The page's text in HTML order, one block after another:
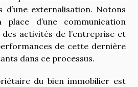
d’une externalisation. Notons
d’une communication
activités de l’entreprise et
de cette dernière
dans ce processus.
du bien immobilier est